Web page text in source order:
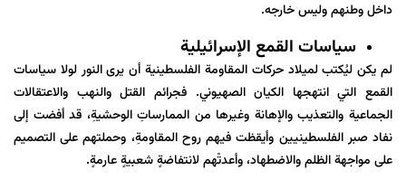
داخل وطنهم وليس خارجه.
سياسات القمع الإسرائيلية
لم يكن ليُكتب لميلاد حركات المقاومة الفلسطينية أن يرى النور لولا سياسات
القمع التي انتهجها الكيان الصهيوني. فجرائم القتل والنهب والاعتقالات
الجماعية والتعذيب والإهانة وغيرها من الممارساتِ الوحشيةِ، قد أفضت إلى
نفاد صبر الفلسطينيين وأيقظت فيهم روح المقاومةِ، وحملتهم على التصميم
على مواجهة الظلم والاضطهاد، وأعدتْهم لانتفاضةٍ شعبيةٍ عارمةٍ.